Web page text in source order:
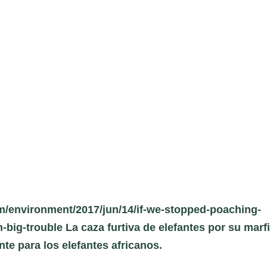
environment/2017/jun/14/if-we-stopped-poaching-
trouble La caza furtiva de elefantes por su marfil
para los elefantes africanos.